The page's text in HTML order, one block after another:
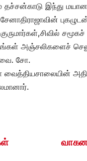
தச்சன்காடு இந்து
அஞ்சலிகளைச்
சோ.
வாகன